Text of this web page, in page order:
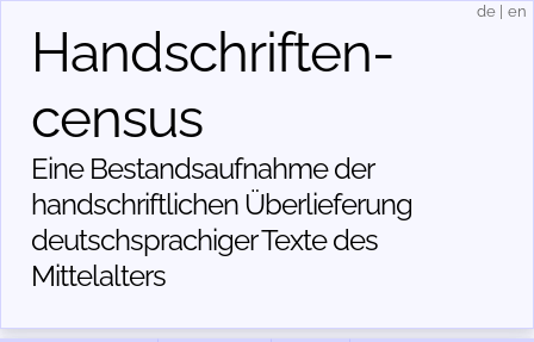
Handschriften­
census
Eine Bestandsaufnahme der
handschriftlichen Über­lieferung
deutschsprachiger Texte des
Mittelalters
de en